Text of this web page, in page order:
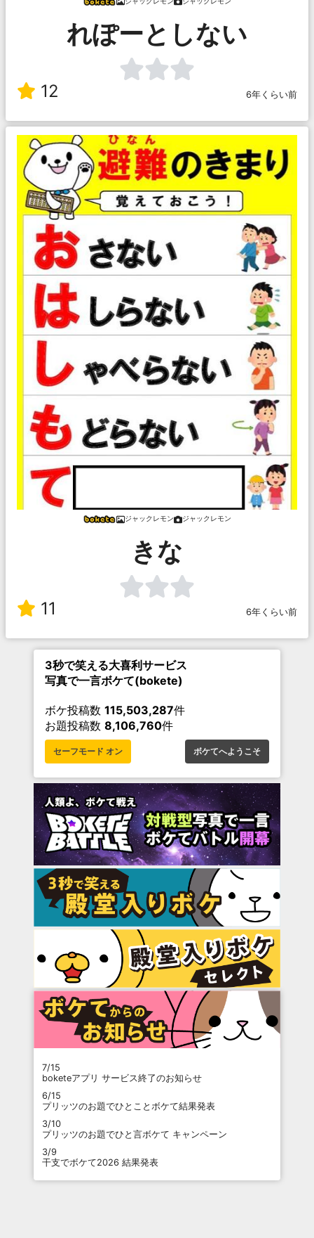
れぽーとしない
12 6年くらい前
ジャックレモン ジャックレモン
きな
11 6年くらい前
3秒で笑える大喜利サービス
写真で一言ボケて(bokete)
ボケ投稿数 115,503,287件
お題投稿数 8,106,760件
セーフモード オン ボケてへようこそ
7/15
boketeアプリ サービス終了のお知らせ
6/15
プリッツのお題でひとことボケて結果発表
3/10
プリッツのお題でひと言ボケて キャンペーン
3/9
干支でボケて2026 結果発表